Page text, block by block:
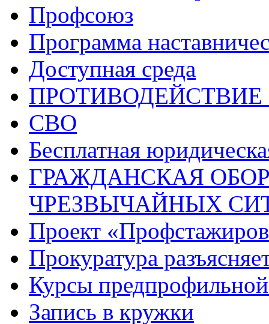
Профсоюз
Программа
Доступная среда
СВО
Бесплатная
ГРАЖДАНСКАЯ
ЧРЕЗВЫЧАЙНЫХ
Проект
Прокуратура
Курсы
Запись в кружки